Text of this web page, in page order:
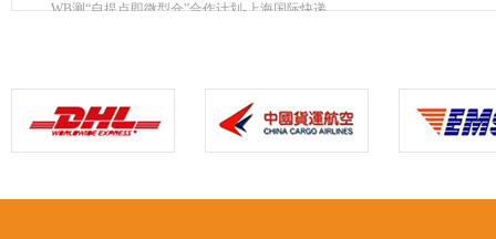
WB测“自提点即微型仓”合作计划-上海国际快递